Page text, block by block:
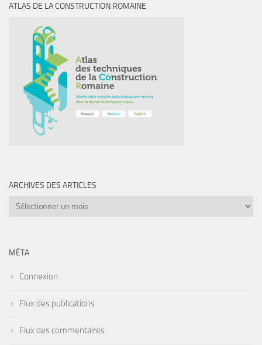
ATLAS DE LA CONSTRUCTION ROMAINE
ARCHIVES DES ARTICLES
Archives
MÉTA
Connexion
Flux des publications
Flux des commentaires